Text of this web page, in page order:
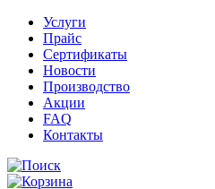
Услуги
Прайс
Сертификаты
Новости
Производство
Акции
FAQ
Контакты